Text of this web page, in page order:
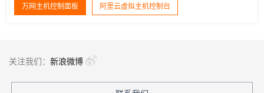
万网主机控制面板 阿里云虚拟主机控制台